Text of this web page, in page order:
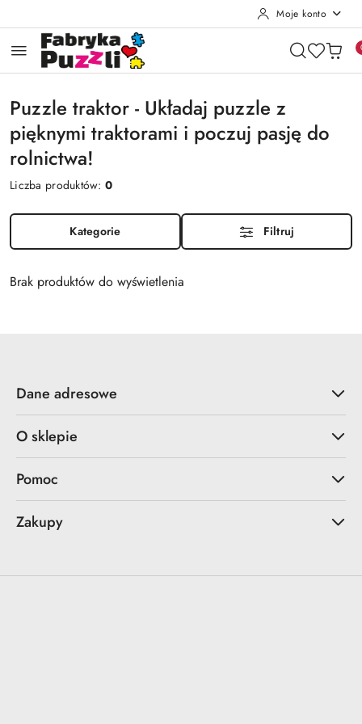
Moje konto
Puzzle traktor - Układaj puzzle z
pięknymi traktorami i poczuj pasję do
rolnictwa!
Liczba produktów:0
Kategorie Filtruj
Brak produktów do wyświetlenia
Dane adresowe
O sklepie
Pomoc
Zakupy